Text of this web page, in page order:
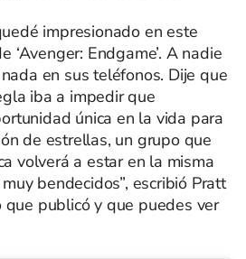
impresionado en este
‘Avenger: Endgame’. A nadie
en sus teléfonos. Dije que
iba a impedir que
única en la vida para
de estrellas, un grupo que
volverá a estar en la misma
bendecidos”, escribió Pratt
publicó y que puedes ver